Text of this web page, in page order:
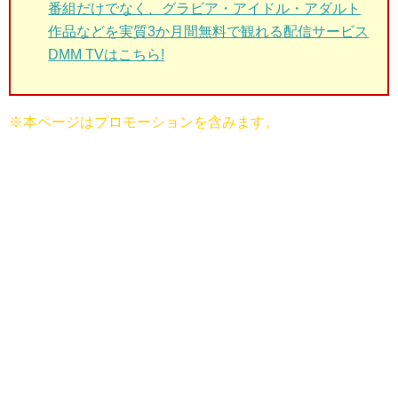
番組だけでなく、グラビア・アイドル・アダルト
作品などを実質3か月間無料で観れる配信サービス
DMM TVはこちら!
※本ページはプロモーションを含みます。